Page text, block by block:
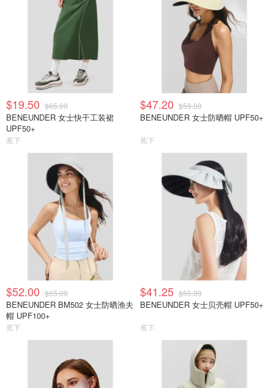
$19.50 $65.00
BENEUNDER 女士快干工装裙
UPF50+
蕉下
$47.20 $59.00
BENEUNDER 女士防晒帽 UPF50+
蕉下
$52.00 $65.00
BENEUNDER BM502 女士防晒渔夫
帽 UPF100+
蕉下
$41.25 $55.00
BENEUNDER 女士贝壳帽 UPF50+
蕉下